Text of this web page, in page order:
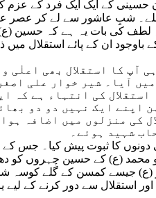
کے ایک ایک فرد کے عزم
شبِ عاشور سے لے کر عصر
کی بات یہ ہے کہ حسین (ع)
ان کے پائے استقلال
آپ کا استقلال بھی
آیا۔ شیر خوار علی
کی انتہاء ہے
اپنے ایک نہیں دو دو
کی منزلوں میں اضافہ
شہید ہوئے۔
دونوں کا ثبوت پیش کیا۔
(ع) کے حسین چہروں کو
(ع) جیسے کمسن کے گلے کوسہ
سے دور کرنے کے لیے